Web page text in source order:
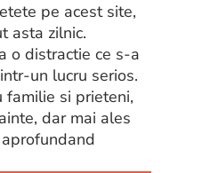
pe acest site,
asta zilnic.
o distractie ce s-a
un lucru serios.
familie si prieteni,
dar mai ales